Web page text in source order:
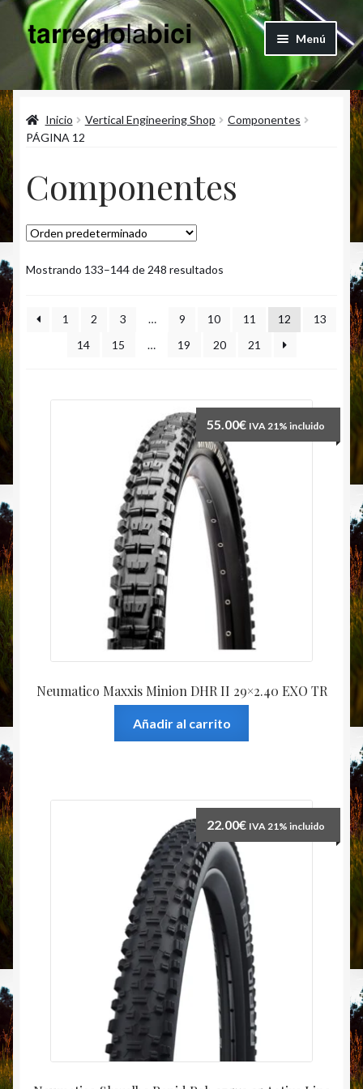
Ir
a
la
navegación
Ir
al
contenido
Menú
Quienes Somos
Blog
Vertical Engineering Shop
Inicio Vertical Engineering Shop
Componentes
PÁGINA 12
Componentes
Mostrando 133–144 de 248 resultados
1 2 3 … 9 10 11 12
13
14
15 … 19 20 21
Neumatico Maxxis Minion DHR II 29×2.40 EXO TR
55.00€ IVA 21% incluido
Añadir al carrito
22.00€ IVA 21% incluido